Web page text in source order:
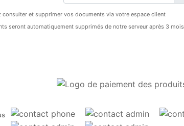
consulter et supprimer vos documents via votre espace client
seront automatiquement supprimés de notre serveur après 3 mois